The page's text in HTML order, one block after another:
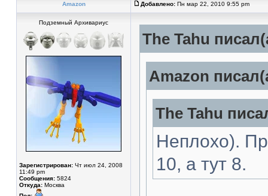
Amazon Добавлено: Пн мар 22, 2010 9:55 pm
Подземный Архивариус
Зарегистрирован: Чт июл 24, 2008
11:49 pm
Сообщения: 5824
Откуда: Москва
The Tahu
Amazon
The Tahu
Неплохо).
10, а тут 8.